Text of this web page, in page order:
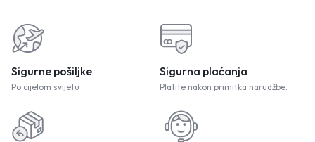
Sigurne pošiljke
Po cijelom svijetu
Sigurna plaćanja
Platite nakon primitka narudžbe.